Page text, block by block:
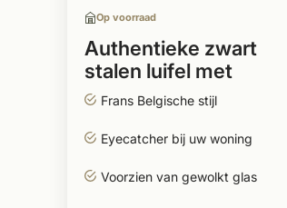
Op voorraad
Authentieke zwart
stalen luifel met
martelé glas
Frans Belgische stijl
Eyecatcher bij uw woning
Voorzien van gewolkt glas